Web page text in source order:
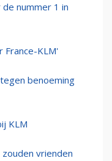
nummer 1 in
France-KLM'
benoeming
KLM
zouden vrienden